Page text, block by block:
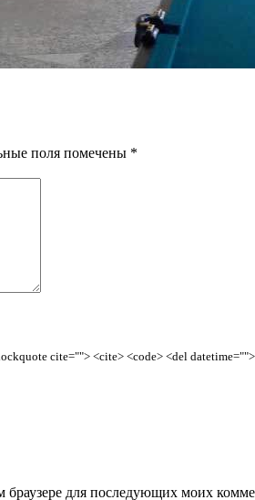
поля помечены *
cite=""> <cite> <code> <del
браузере для последующих моих